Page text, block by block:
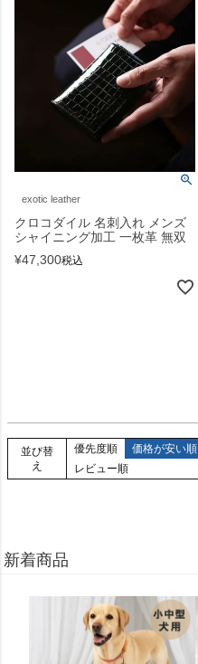
exotic leather
クロコダイル 名刺入れ メンズ
シャイニング加工 一枚革 無双
¥47,300税込
並び替
え
優先度順 価格が安い順
レビュー順
新着商品